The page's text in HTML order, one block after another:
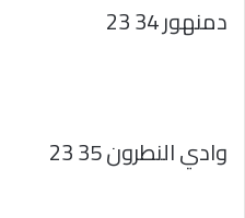
دمنهور 34 23
وادي النطرون 35 23